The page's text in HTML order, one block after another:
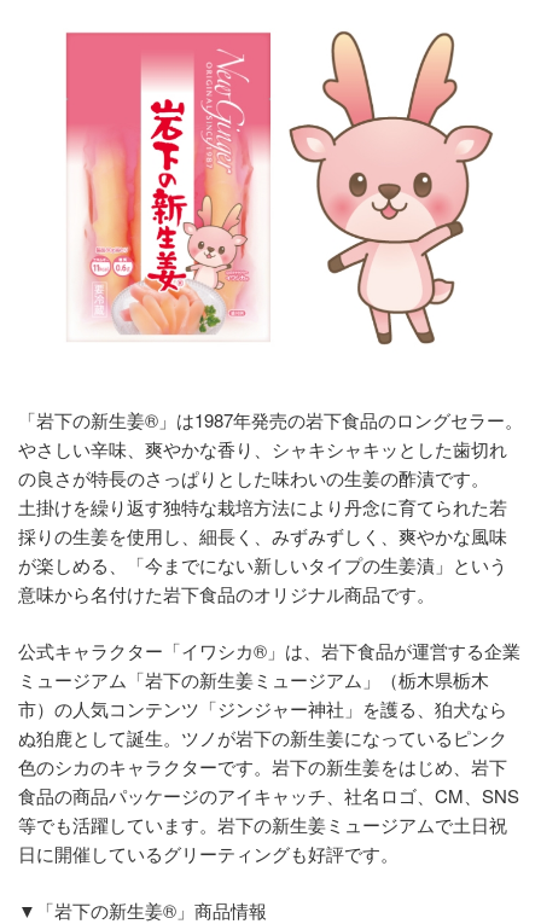
「岩下の新生姜®」は1987年発売の岩下食品のロングセラー。
やさしい辛味、爽やかな香り、シャキシャキッとした歯切れ
の良さが特長のさっぱりとした味わいの生姜の酢漬です。
土掛けを繰り返す独特な栽培方法により丹念に育てられた若
採りの生姜を使用し、細長く、みずみずしく、爽やかな風味
が楽しめる、「今までにない新しいタイプの生姜漬」という
意味から名付けた岩下食品のオリジナル商品です。
公式キャラクター「イワシカ®」は、岩下食品が運営する企業
ミュージアム「岩下の新生姜ミュージアム」（栃木県栃木
市）の人気コンテンツ「ジンジャー神社」を護る、狛犬なら
ぬ狛鹿として誕生。ツノが岩下の新生姜になっているピンク
色のシカのキャラクターです。岩下の新生姜をはじめ、岩下
食品の商品パッケージのアイキャッチ、社名ロゴ、CM、SNS
等でも活躍しています。岩下の新生姜ミュージアムで土日祝
日に開催しているグリーティングも好評です。
▼「岩下の新生姜®」商品情報